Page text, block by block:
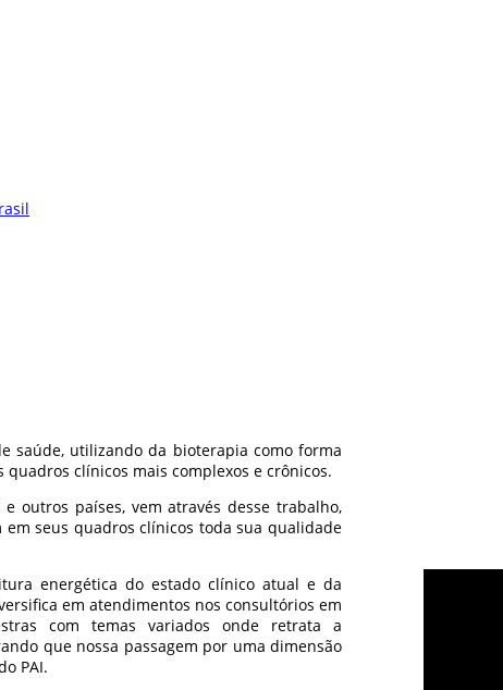
saúde, utilizando da bioterapia como forma
clínicos mais complexos e crônicos.
outros países, vem através desse trabalho,
seus quadros clínicos toda sua qualidade
energética do estado clínico atual e da
em atendimentos nos consultórios em
com temas variados onde retrata a
que nossa passagem por uma dimensão
PAI.